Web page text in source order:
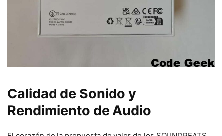
Calidad de Sonido y
Rendimiento de Audio